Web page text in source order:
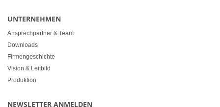
UNTERNEHMEN
Ansprechpartner & Team
Downloads
Firmengeschichte
Vision & Leitbild
Produktion
NEWSLETTER ANMELDEN